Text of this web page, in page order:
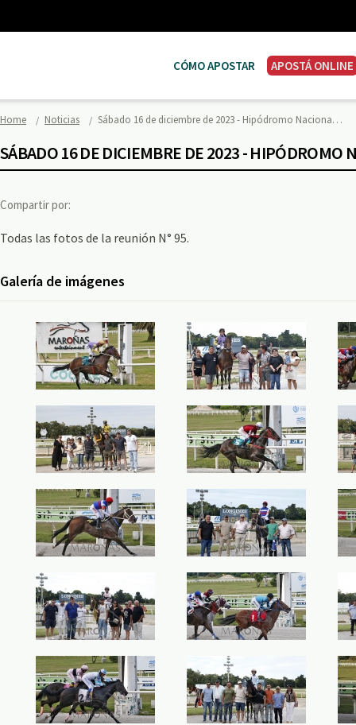
CÓMO APOSTAR APOSTÁ ONLINE
Home Noticias Sábado 16 de diciembre de 2023 - Hipódromo Naciona…
SÁBADO 16 DE DICIEMBRE DE 2023 - HIPÓDROMO
Compartir por:
Todas las fotos de la reunión N° 95.
Galería de imágenes